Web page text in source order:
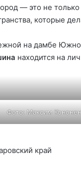
— это не
которые
на дамбе
находится на
Фото: Максим
край